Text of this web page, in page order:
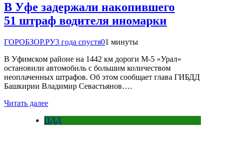
В Уфе задержали накопившего
51 штраф водителя иномарки
ГОРОБЗОР.РУ3 года спустя01 минуты
В Уфимском районе на 1442 км дороги М-5 «Урал»
остановили автомобиль с большим количеством
неоплаченных штрафов. Об этом сообщает глава ГИБДД
Башкирии Владимир Севастьянов….
Читать далее
ПДД